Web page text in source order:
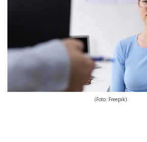
(Foto: Freepik)